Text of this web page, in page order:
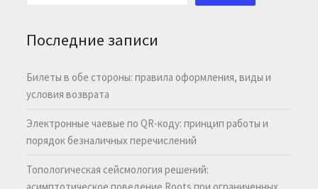
Последние записи
Билеты в обе стороны: правила оформления, виды и
условия возврата
Электронные чаевые по QR-коду: принцип работы и
порядок безналичных перечислений
Топологическая сейсмология решений: